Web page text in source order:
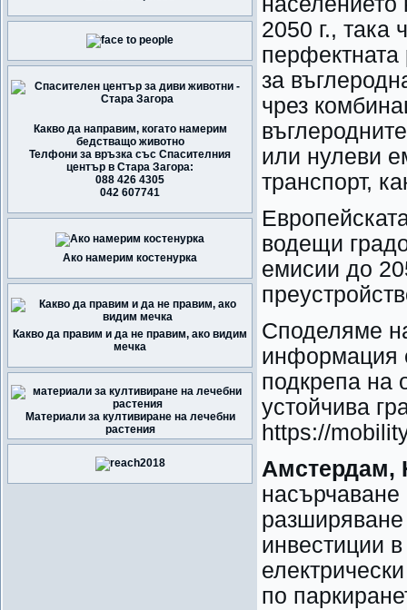
Какво да направим, когато намерим
бедстващо животно
Телфони за връзка със Спасителния
център в Стара Загора:
088 426 4305
042 607741
Ако намерим костенурка
Какво да правим и да не правим, ако видим
мечка
Материали за култивиране на лечебни
растения
2050 г., така
за
чрез
или нулеви
транспорт,
водещи
емисии до
Споделяме
информация
подкрепа на
устойчива
https://
Амстердам,
насърчаване
разширяване
инвестиции
по